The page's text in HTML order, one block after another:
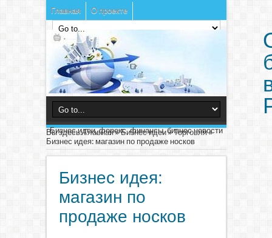
Главная О проекте
Бизнес идеи, форекс, финансы, бизнес новости
Вы здесь:Главная»Бизнес идеи»Торговля»
Бизнес идея: магазин по продаже носков
Бизнес идея:
магазин по
продаже носков